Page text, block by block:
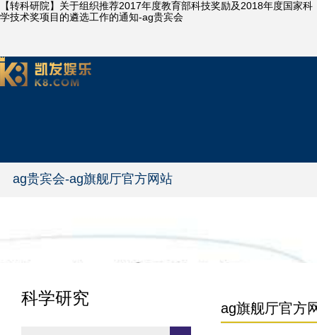
【转科研院】关于组织推荐2017年度教育部科技奖励及2018年度国家科
学技术奖项目的遴选工作的通知-ag贵宾会
ag贵宾会-ag旗舰厅官方网站
科学研究
ag旗舰厅官方